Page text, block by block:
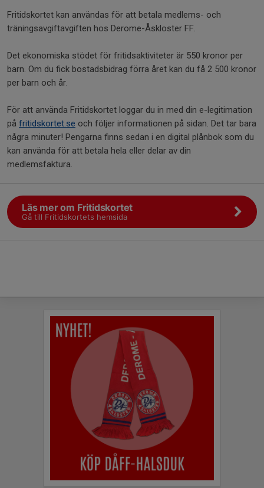
Fritidskortet kan användas för att betala medlems- och
träningsavgiftavgiften hos Derome-Åskloster FF.
Det ekonomiska stödet för fritidsaktiviteter är 550 kronor per
barn. Om du fick bostadsbidrag förra året kan du få 2 500 kronor
per barn och år.
För att använda Fritidskortet loggar du in med din e-legitimation
på fritidskortet.se och följer informationen på sidan. Det tar bara
några minuter! Pengarna finns sedan i en digital plånbok som du
kan använda för att betala hela eller delar av din
medlemsfaktura.
Läs mer om Fritidskortet
Gå till Fritidskortets hemsida